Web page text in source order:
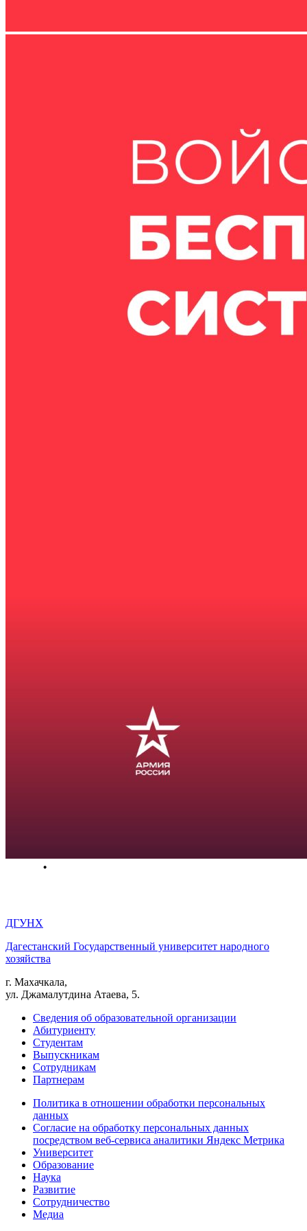
ДГУНХ
Дагестанский Государственный университет народного
хозяйства
г. Махачкала,
ул. Джамалутдина Атаева, 5.
Сведения об образовательной организации
Абитуриенту
Студентам
Выпускникам
Сотрудникам
Партнерам
Политика в отношении обработки персональных
данных
Согласие на обработку персональных данных
посредством веб-сервиса аналитики Яндекс Метрика
Университет
Образование
Наука
Развитие
Сотрудничество
Медиа